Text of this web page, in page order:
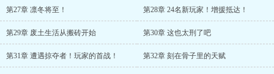
第27章 凛冬将至！ 第28章 24名新玩家！增援抵达！
第29章 废土生活从搬砖开始 第30章 这也太刑了吧
第31章 遭遇掠夺者！玩家的首战！ 第32章 刻在骨子里的天赋